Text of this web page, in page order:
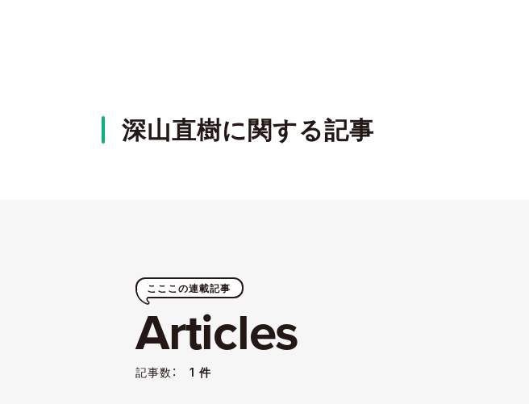
深山直樹に関する記事
こここの連載記事
Articles
記事数： 1 件